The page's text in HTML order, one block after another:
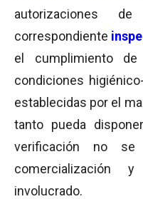
autorizaciones
correspondiente
el cumplimiento
condiciones
establecidas por el
tanto pueda
verificación no se
comercialización
involucrado.